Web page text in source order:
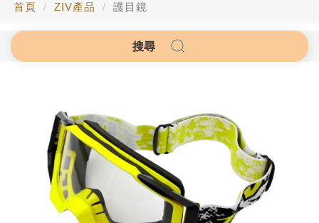
首頁 ZIV產品 護目鏡
搜尋